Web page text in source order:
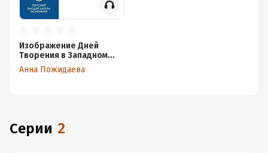
Изображение Дней
Творения в Западном
Средневековье
Анна Пожидаева
Серии 2